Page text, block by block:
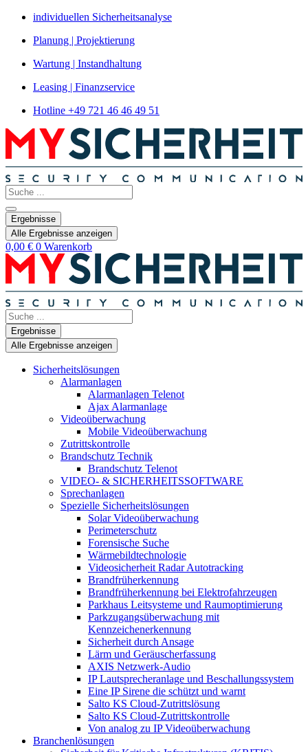
Zum
springen
individuellen Sicherheitsanalyse
Planung | Projektierung
Wartung | Instandhaltung
Leasing | Finanzservice
Hotline +49 721 46 46 49 51
Search
...
Ergebnisse
Alle Ergebnisse anzeigen
0,00 € 0 Warenkorb
Search
...Ergebnisse
Alle Ergebnisse anzeigen
Sicherheitslösungen
Alarmanlagen
Alarmanlagen Telenot
Ajax Alarmanlage
Videoüberwachung
Mobile Videoüberwachung
Zutrittskontrolle
Brandschutz Technik
Brandschutz Telenot
VIDEO- & SICHERHEITSSOFTWARE
Sprechanlagen
Spezielle Sicherheitslösungen
Solar Videoüberwachung
Perimeterschutz
Forensische Suche
Wärmebildtechnologie
Videosicherheit Radar Autotracking​
Brandfrüherkennung
Brandfrüherkennung bei Elektrofahrzeugen
Parkhaus Leitsysteme und Raumoptimierung
Parkzugangsüberwachung mit
Kennzeichenerkennung
Sicherheit durch Ansage
Lärm und Geräuscherfassung
AXIS Netzwerk-Audio
IP Lautsprecheranlage und Beschallungssystem
Eine IP Sirene die schützt und warnt
Salto KS Cloud-Zutrittslösung
Salto KS Cloud-Zutrittskontrolle
Von analog zu IP Videoüberwachung
Branchenlösungen